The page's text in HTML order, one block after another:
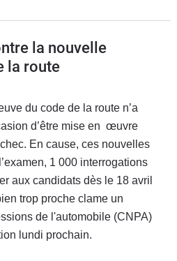
la nouvelle
la route
du code de la route n’a
d’être mise en œuvre
En cause, ces nouvelles
1 000 interrogations
aux candidats dès le 18 avril
trop proche clame un
de l'automobile (CNPA)
lundi prochain.